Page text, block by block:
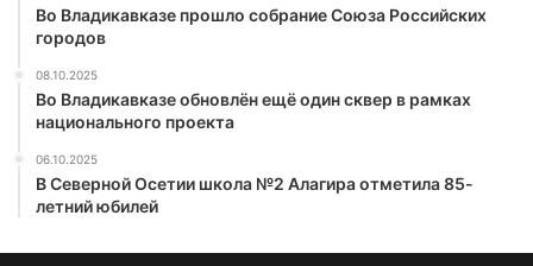
Во Владикавказе прошло собрание Союза Российских
городов
08.10.2025
Во Владикавказе обновлён ещё один сквер в рамках
национального проекта
06.10.2025
В Северной Осетии школа №2 Алагира отметила 85-
летний юбилей